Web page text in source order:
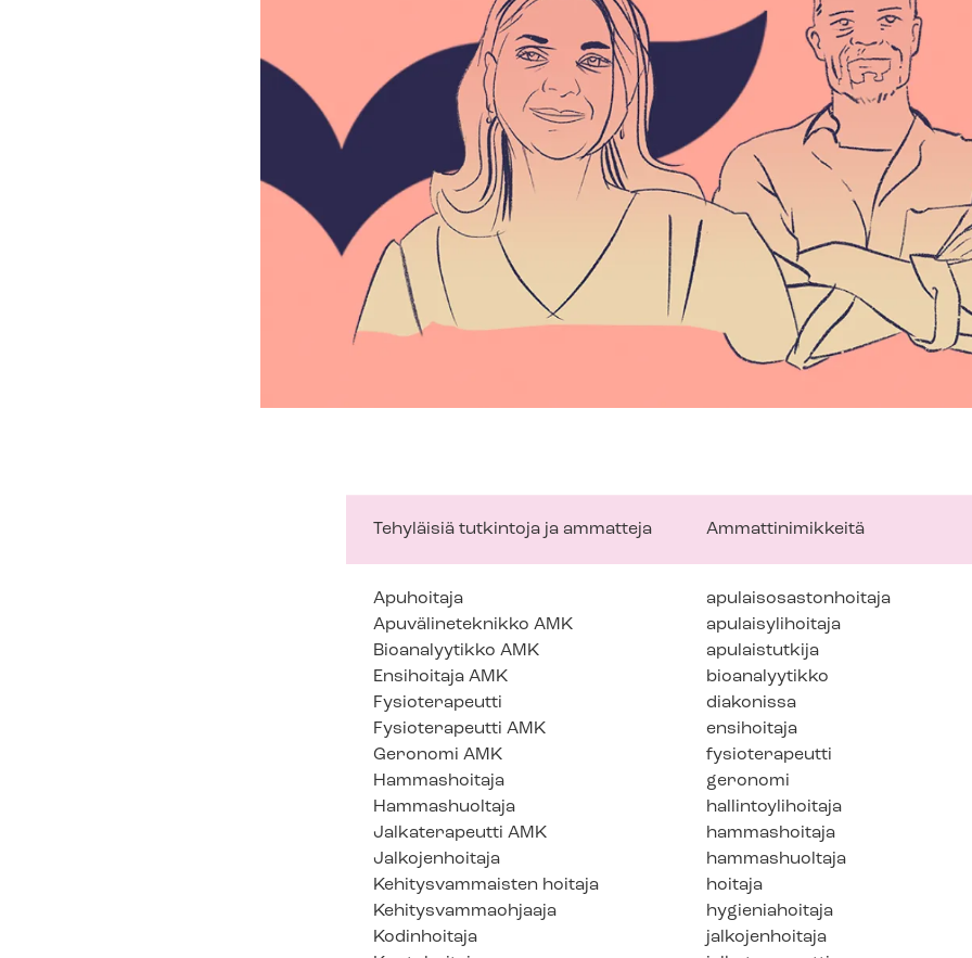
Tehyläisiä tutkintoja ja ammatteja Ammattinimikkeitä
Apuhoitaja
Apuvälineteknikko AMK
Bioanalyytikko AMK
Ensihoitaja AMK
Fysioterapeutti
Fysioterapeutti AMK
Geronomi AMK
Hammashoitaja
Hammashuoltaja
Jalkaterapeutti AMK
Jalkojenhoitaja
Kehitysvammaisten hoitaja
Ke­hi­tys­vam­maoh­jaa­ja
Kodinhoitaja
apu­lais­osas­ton­hoi­ta­ja
apulaisylihoitaja
apulaistutkija
bioanalyytikko
diakonissa
ensihoitaja
fysioterapeutti
geronomi
hal­lin­to­y­li­hoi­ta­ja
hammashoitaja
hammashuoltaja
hoitaja
hygieniahoitaja
jalkojenhoitaja